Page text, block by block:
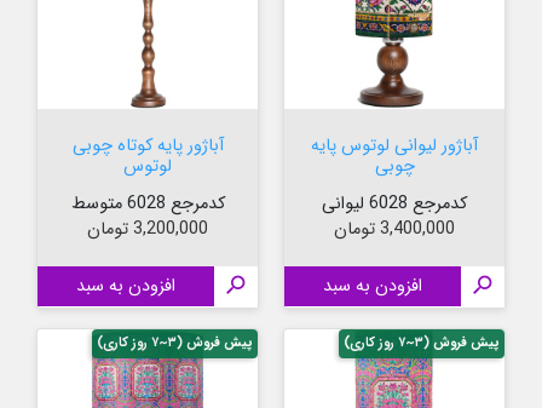
آباژور لیوانی لوتوس پایه
چوبی
کدمرجع 6028 لیوانی
قیمت
3,400,000 تومان
 افزودن به سبد
آباژور پایه کوتاه چوبی
لوتوس
کدمرجع 6028 متوسط
قیمت
3,200,000 تومان
 افزودن به سبد
پیش فروش (۳~۷ روز کاری) پیش فروش (۳~۷ روز کاری)